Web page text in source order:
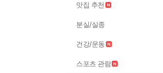
맛집 추천
분실/실종
건강/운동
스포츠 관람